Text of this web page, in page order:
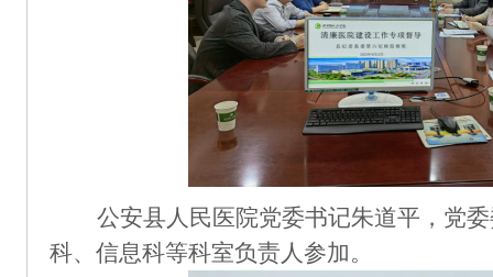
公安县人民医院党委书记朱道平，党
科、信息科等科室负责人参加。